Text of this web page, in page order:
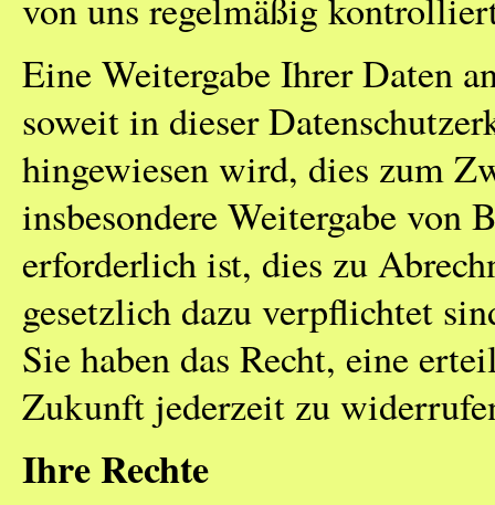
von uns regelmäßig
Eine Weitergabe Ihrer Daten
soweit in dieser
hingewiesen wird, dies zum
insbesondere Weitergabe von
erforderlich ist, dies zu
gesetzlich dazu verpflichtet
Sie haben das Recht, eine
Zukunft jederzeit zu
Ihre Rechte